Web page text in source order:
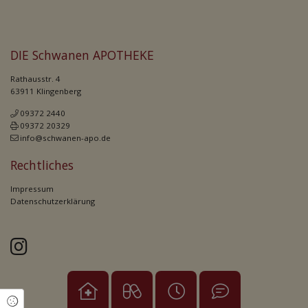
DIE Schwanen APOTHEKE
Rathausstr. 4
63911 Klingenberg
09372 2440
09372 20329
info@schwanen-apo.de
Rechtliches
Impressum
Datenschutzerklärung
Cookie Einstellungen